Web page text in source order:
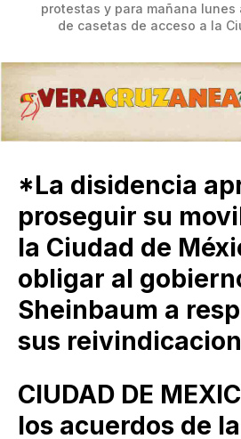
protestas y para mañana
de casetas de acceso a la
*La disidencia
proseguir su
la Ciudad de
obligar al
Sheinbaum a
sus
CIUDAD DE
los acuerdos de